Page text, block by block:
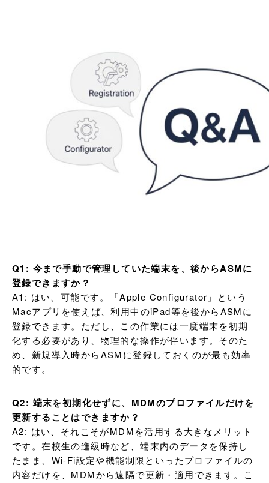
Q1: 今まで手動で管理していた端末を、後からASMに
登録できますか？
A1: はい、可能です。「Apple Configurator」という
Macアプリを使えば、利用中のiPad等を後からASMに
登録できます。ただし、この作業には一度端末を初期
化する必要があり、物理的な操作が伴います。そのた
め、新規導入時からASMに登録しておくのが最も効率
的です。
Q2: 端末を初期化せずに、MDMのプロファイルだけを
更新することはできますか？
A2: はい、それこそがMDMを活用する大きなメリット
です。在校生の進級時など、端末内のデータを保持し
たまま、Wi-Fi設定や機能制限といったプロファイルの
内容だけを、MDMから遠隔で更新・適用できます。こ